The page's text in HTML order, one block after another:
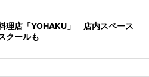
理店「YOHAKU」 店内スペース
クールも